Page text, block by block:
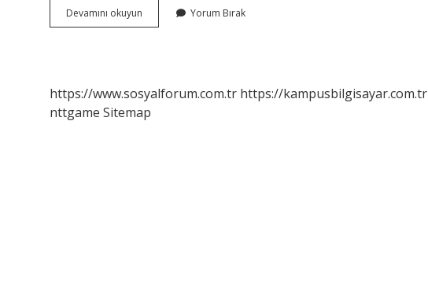
Devamını okuyun
Doğan
Yorum Bırak
https://www.sosyalforum.com.tr https://kampusbilgisayar.com.tr
nttgame Sitemap